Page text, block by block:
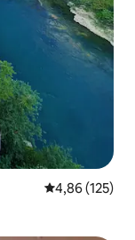
4,86 (125)